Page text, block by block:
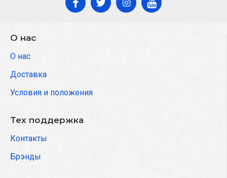
О нас
О нас
Доставка
Условия и положения
Тех поддержка
Контакты
Брэнды